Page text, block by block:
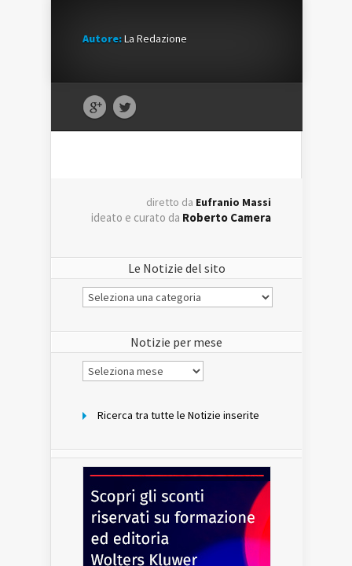
Autore:La Redazione
diretto da Eufranio Massi
ideato e curato da Roberto Camera
Le Notizie del sito
Le
Notizie
Notizie per mese
Notizie
per
Ricerca tra tutte le Notizie inserite